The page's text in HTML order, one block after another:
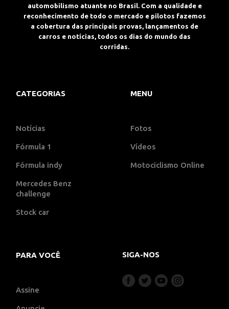
automobilismo atuante no Brasil. Com a qualidade e
reconhecimento de todo o mercado e pilotos fazemos
a cobertura das principais provas, lançamentos de
carros e notícias, todos os dias do mundo das
corridas.
CATEGORIAS
Notícias
Fórmula 1
Fórmula indy
Mercedes Benz
challenge
Stock car
MENU
Fotos
Vídeos
Motociclismo Online
PARA VOCÊ
Assine
SIGA-NOS